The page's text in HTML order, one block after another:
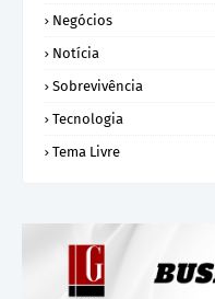
Negócios
Notícia
Sobrevivência
Tecnologia
Tema Livre